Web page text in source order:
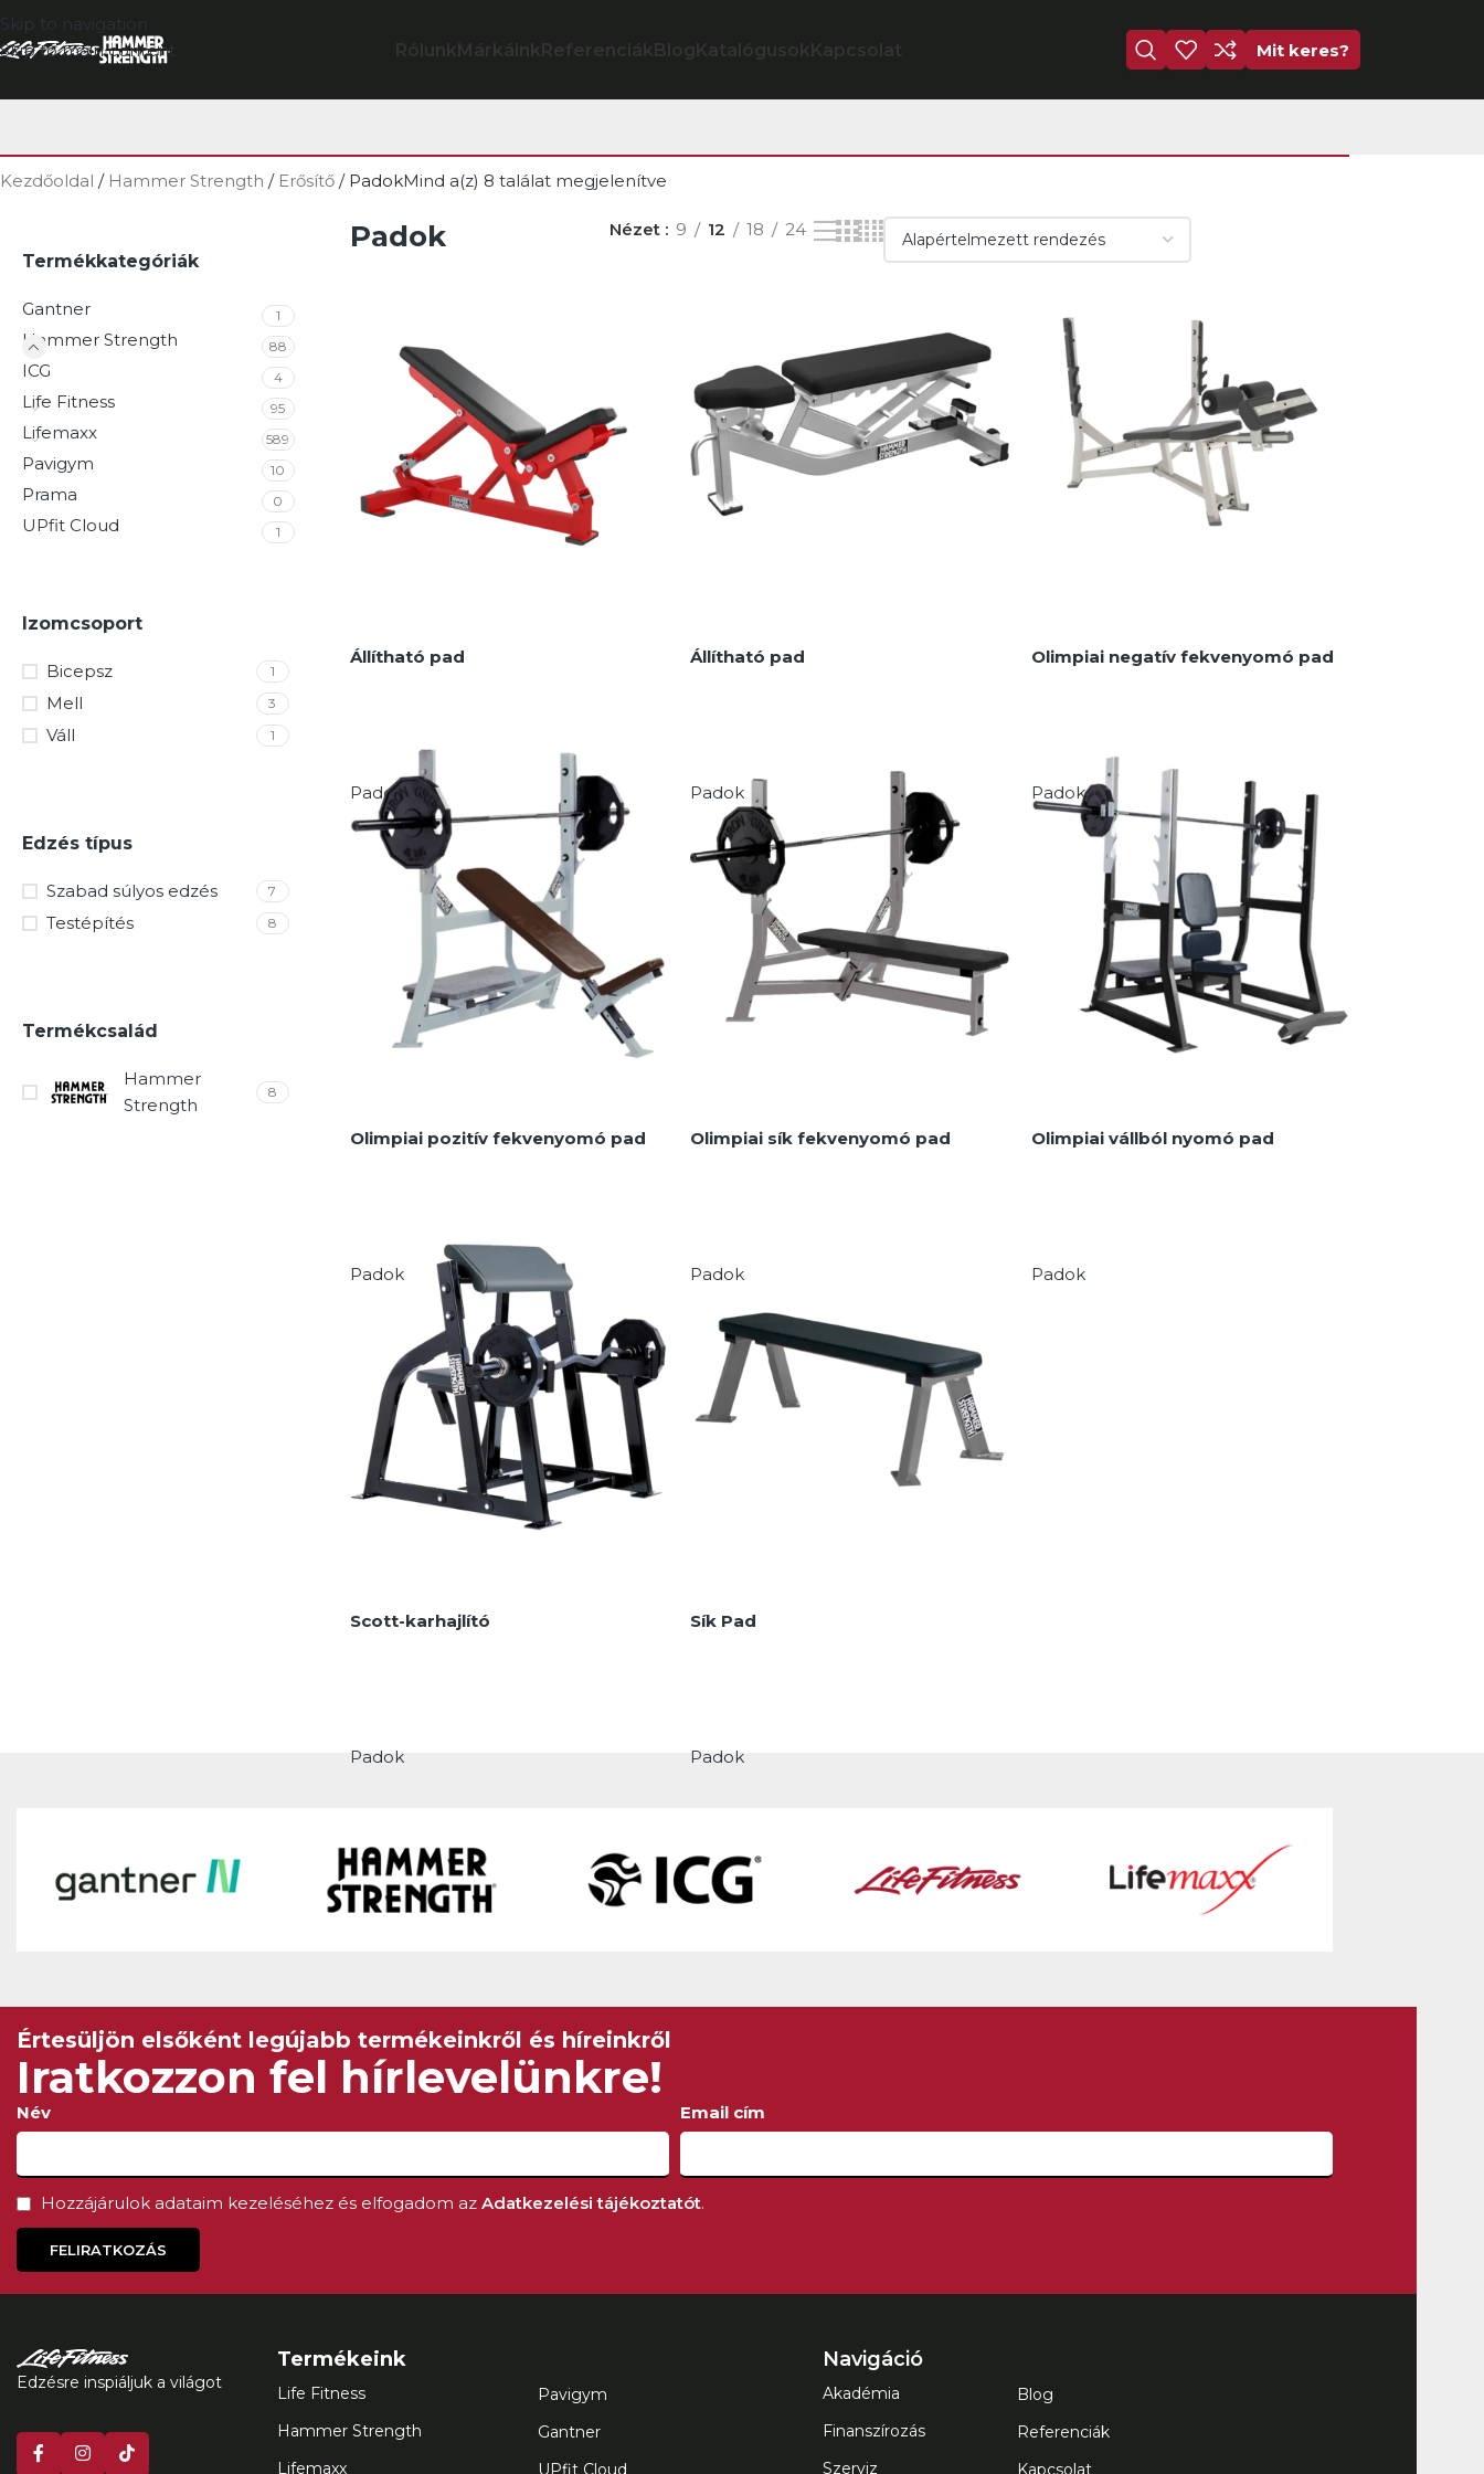
Skip to navigation
Skip to main content
Rólunk Márkáink Referenciák Blog Katalógusok Kapcsolat Mit keres?
Kezdőoldal / Hammer Strength / Erősítő / PadokMind a(z) 8 találat megjelenítve
Termékkategóriák
Gantner 1
Hammer Strength 88
ICG 4
Life Fitness 95
Lifemaxx 589
Pavigym 10
Prama 0
UPfit Cloud 1
Izomcsoport
Bicepsz 1
Mell 3
Váll 1
Edzés típus
Szabad súlyos edzés 7
Testépítés 8
Termékcsalád
Hammer
Strength
8
Padok Nézet 9 12 18 24
Állítható pad
Padok
Állítható pad
Padok
MEGNÉZEM
Olimpiai negatív fekvenyomó pad
Padok
MEGNÉZEM
Olimpiai pozitív fekvenyomó pad
Padok
MEGNÉZEM
Olimpiai sík fekvenyomó pad
Padok
Olimpiai vállból nyomó pad
Padok
Scott-karhajlító
Padok
MEGNÉZEM
Sík Pad
Padok
Értesüljön elsőként legújabb termékeinkről és híreinkről
Iratkozzon fel hírlevelünkre!
Név Email cím
Hozzájárulok adataim kezeléséhez és elfogadom az Adatkezelési tájékoztatót.
FELIRATKOZÁS
Edzésre inspiáljuk a világot
Termékeink
Life Fitness
Hammer Strength
Lifemaxx
Pavigym
Gantner
UPfit Cloud
Navigáció
Akadémia
Finanszírozás
Szerviz
Blog
Referenciák
Kapcsolat